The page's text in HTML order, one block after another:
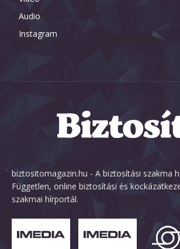
Audio
Instagram
biztositomagazin.hu - A biztosítási szakma
Független, online biztosítási és
szakmai hírportál.